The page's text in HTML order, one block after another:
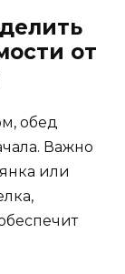
от
обед
Важно
или